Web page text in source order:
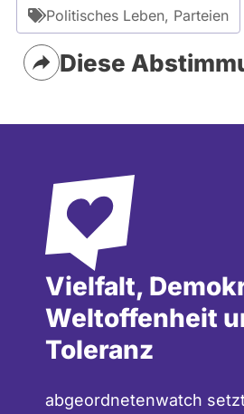
Politisches Leben, Parteien
Diese
Vielfalt,
Weltoffenheit
Toleranz
abgeordnetenwatch